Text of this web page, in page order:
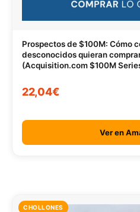
Prospectos de $100M: Cómo
desconocidos quieran
(Acquisition.com $100M
22,04€
Ver en
CHOLLONES